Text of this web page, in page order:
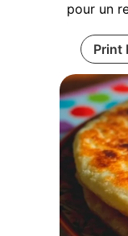
pour un
Print